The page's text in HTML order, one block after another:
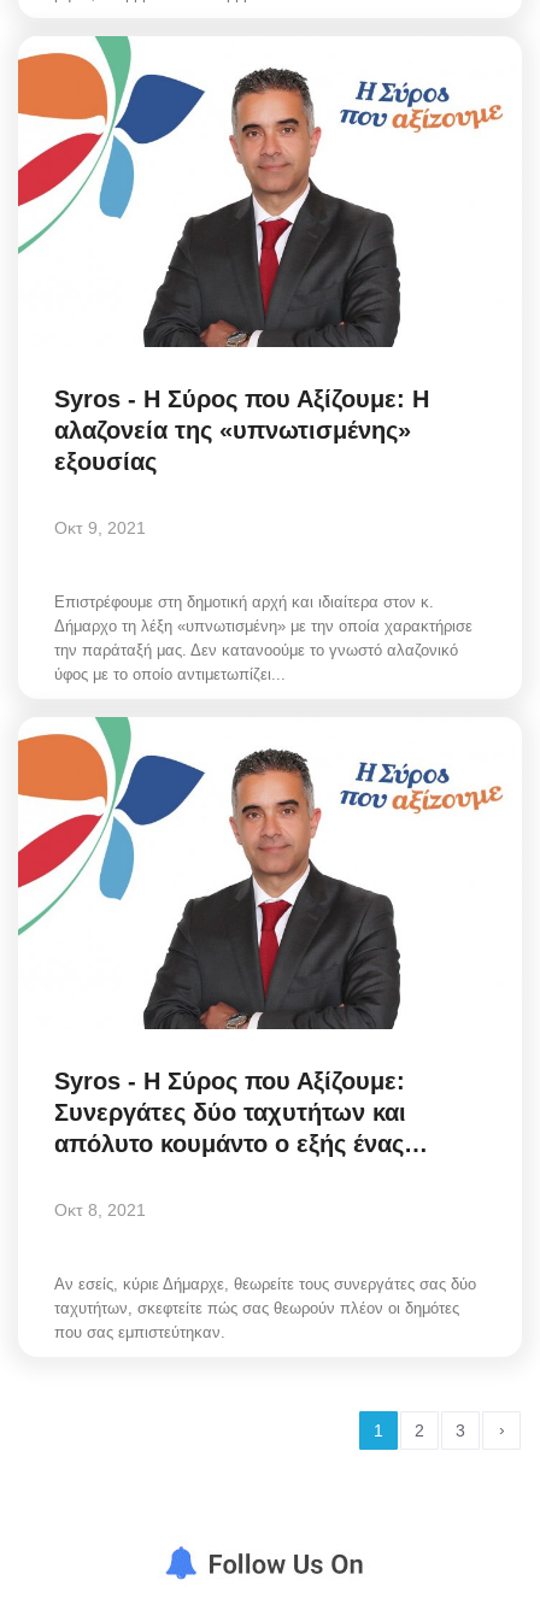
Syros - Η Σύρος που Αξίζουμε: Η
αλαζονεία της «υπνωτισμένης»
εξουσίας
Οκτ 9, 2021
Επιστρέφουμε στη δημοτική αρχή και ιδιαίτερα στον κ.
Δήμαρχο τη λέξη «υπνωτισμένη» με την οποία χαρακτήρισε
την παράταξή μας. Δεν κατανοούμε το γνωστό αλαζονικό
ύφος με το οποίο αντιμετωπίζει...
Syros - Η Σύρος που Αξίζουμε:
Συνεργάτες δύο ταχυτήτων και
απόλυτο κουμάντο ο εξής ένας…
Οκτ 8, 2021
Αν εσείς, κύριε Δήμαρχε, θεωρείτε τους συνεργάτες σας δύο
ταχυτήτων, σκεφτείτε πώς σας θεωρούν πλέον οι δημότες
που σας εμπιστεύτηκαν.
1 2 3 ›